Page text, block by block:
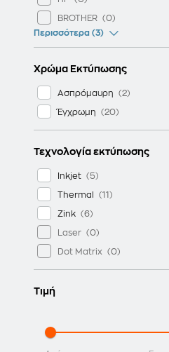
BROTHER
Περισσότερα (3)
Χρώμα Εκτύπωσης
Ασπρόμαυρη
Έγχρωμη
Τεχνολογία εκτύπωσης
Inkjet
Thermal
Zink
Laser
Dot Matrix
Τιμή